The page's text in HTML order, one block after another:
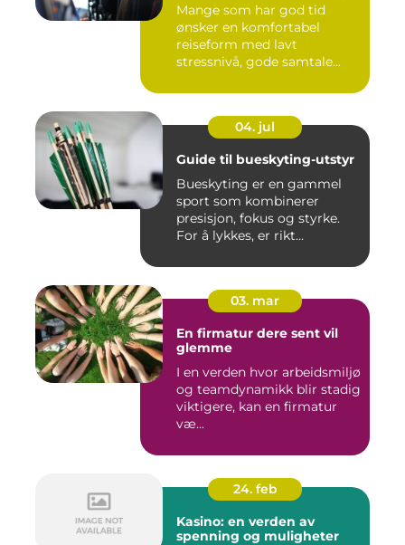
Mange som har god tid
ønsker en komfortabel
reiseform med lavt
stressnivå, gode samtale...
04. jul
Guide til bueskyting-utstyr
Bueskyting er en gammel
sport som kombinerer
presisjon, fokus og styrke.
For å lykkes, er rikt...
03. mar
En firmatur dere sent vil
glemme
I en verden hvor arbeidsmiljø
og teamdynamikk blir stadig
viktigere, kan en firmatur
væ...
24. feb
Kasino: en verden av
spenning og muligheter